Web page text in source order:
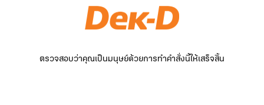
ตรวจสอบว่าคุณเป็นมนุษย์ด้วยการทำคำสั่งนี้ให้เสร็จสิ้น